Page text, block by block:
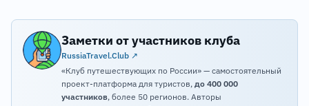
Заметки от участников клуба
RussiaTravel.Club ↗
«Клуб путешествующих по России» — самостоятельный
проект-платформа для туристов, до 400 000
участников, более 50 регионов. Авторы